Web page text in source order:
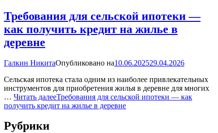
Требования для сельской ипотеки —
как получить кредит на жилье в
деревне
Галкин НикитаОпубликовано на10.06.202529.04.2026
Сельская ипотека стала одним из наиболее привлекательных
инструментов для приобретения жилья в деревне для многих
… Читать далееТребования для сельской ипотеки — как
получить кредит на жилье в деревне
Рубрики